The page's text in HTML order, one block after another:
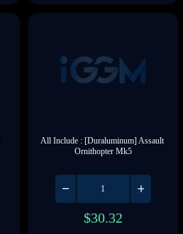
All Include : [Duraluminum] Assault
Ornithopter Mk5
$30.32